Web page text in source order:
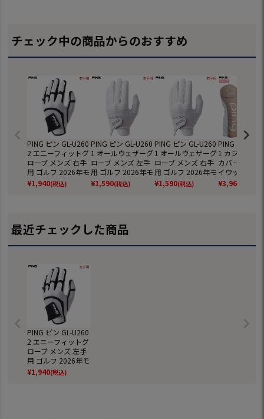
チェック中の商品からのおすすめ
PING ピン GL-U260
2 エニーフィットグ
ローブ メンズ 右手
用 ゴルフ 2026年モ
デル 日本正規品
¥1,940(税込)
PING ピン GL-U260
1 オールウェザーグ
ローブ メンズ 左手
用 ゴルフ 2026年モ
デル 日本正規品
¥1,590(税込)
PING ピン GL-U260
1 オールウェザーグ
ローブ メンズ 右手
用 ゴルフ 2026年モ
デル 日本正規品
¥1,590(税込)
PING ピン
1 カジュアル
カバー フェ
イウッド用 レ
ース ゴルフ
モデル 日本
¥3,960
最近チェックした商品
PING ピン GL-U260
2 エニーフィットグ
ローブ メンズ 左手
用 ゴルフ 2026年モ
デル 日本正規品
¥1,940(税込)